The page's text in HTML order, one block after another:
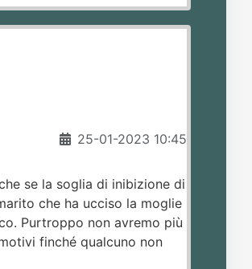
25-01-2023 10:45
se la soglia di inibizione di
che ha ucciso la moglie
Purtroppo non avremo più
finché qualcuno non